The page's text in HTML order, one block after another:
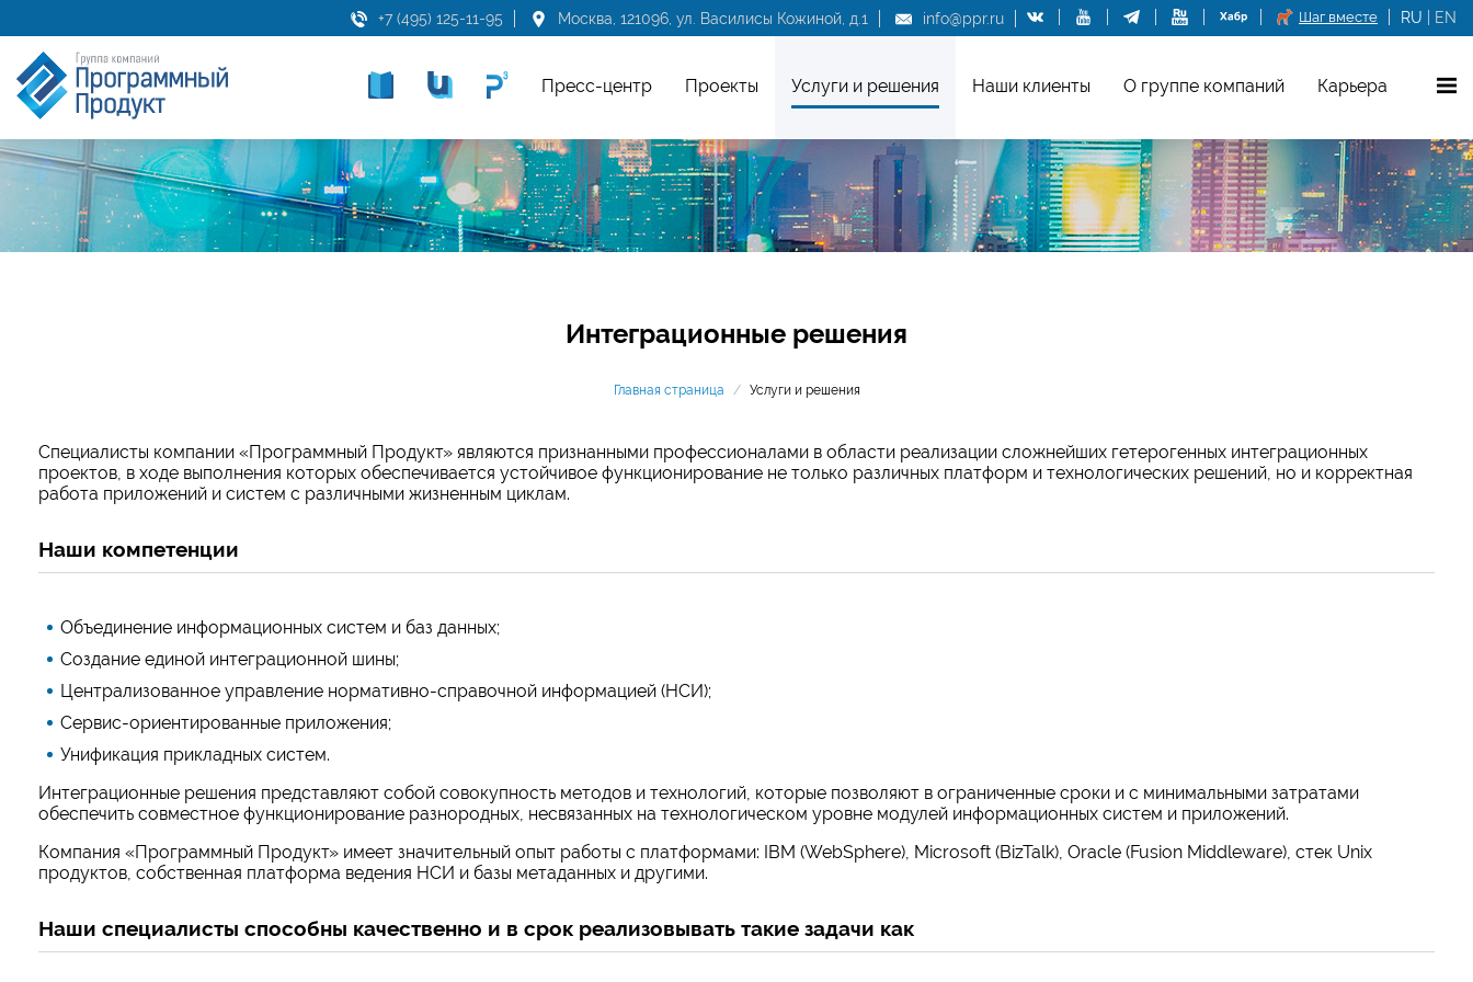
+7 (495) 125-11-95 Москва, 121096, ул. Василисы Кожиной, д.1 info@ppr.ru RU EN
Шаг вместе
Пресс-центр Проекты Услуги и решения Наши клиенты О группе компаний Карьера
Интеграционные решения
Главная страница / Услуги и решения
Специалисты компании «Программный Продукт» являются признанными профессионалами в области реализации сложнейших гетерогенных интеграционных
проектов, в ходе выполнения которых обеспечивается устойчивое функционирование не только различных платформ и технологических решений, но и корректная
работа приложений и систем с различными жизненным циклам.
Наши компетенции
Объединение информационных систем и баз данных;
Создание единой интеграционной шины;
Централизованное управление нормативно-справочной информацией (НСИ);
Сервис-ориентированные приложения;
Унификация прикладных систем.
Интеграционные решения представляют собой совокупность методов и технологий, которые позволяют в ограниченные сроки и с минимальными затратами
обеспечить совместное функционирование разнородных, несвязанных на технологическом уровне модулей информационных систем и приложений.
Компания «Программный Продукт» имеет значительный опыт работы с платформами: IBM (WebSphere), Microsoft (BizTalk), Oracle (Fusion Middleware), стек Unix
продуктов, собственная платформа ведения НСИ и базы метаданных и другими.
Наши специалисты способны качественно и в срок реализовывать такие задачи как